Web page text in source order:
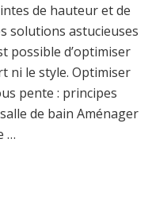
de hauteur et de
solutions astucieuses
possible d’optimiser
ni le style. Optimiser
pente : principes
de bain Aménager
…